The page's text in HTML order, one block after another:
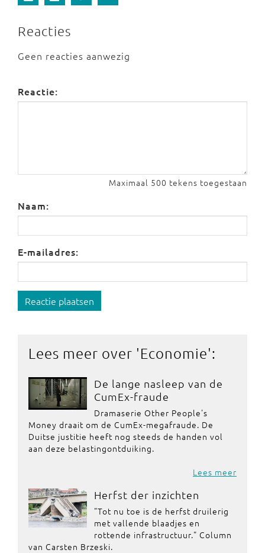
Reacties
Geen reacties aanwezig
Reactie:
Maximaal 500 tekens toegestaan
Naam:
E-mailadres:
Reactie plaatsen
Lees meer over 'Economie':
De lange nasleep van de
CumEx-fraude
Dramaserie Other People's
Money draait om de CumEx-megafraude. De
Duitse justitie heeft nog steeds de handen vol
aan deze belastingontduiking.
Lees meer
Herfst der inzichten
"Tot nu toe is de herfst druilerig
met vallende blaadjes en
rottende infrastructuur." Column
van Carsten Brzeski.